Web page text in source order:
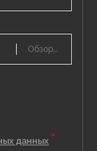
данных *